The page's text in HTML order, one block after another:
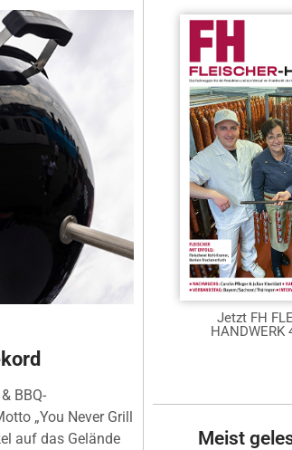
BBQ-
„You Never Grill
auf das Gelände
Jetzt FH
HANDWERK
Meist